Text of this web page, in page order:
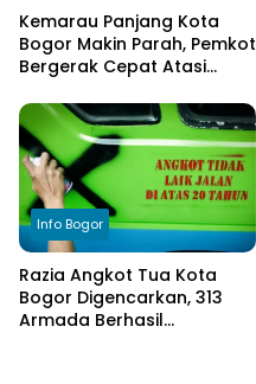
Kemarau Panjang Kota
Bogor Makin Parah, Pemkot
Bergerak Cepat Atasi
Info Bogor
Razia Angkot Tua Kota
Bogor Digencarkan, 313
Armada Berhasil